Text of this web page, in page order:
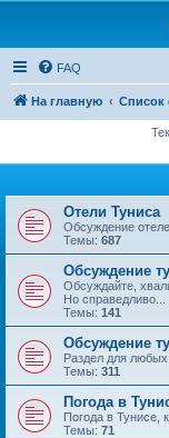
FAQ
На главную
Отели Туниса
Обсуждение
Темы: 687
Обсуждение
Обсуждайте,
Но справедливо...
Темы: 141
Обсуждение
Раздел для
Темы: 311
Погода в
Погода в Тунисе,
Темы: 71